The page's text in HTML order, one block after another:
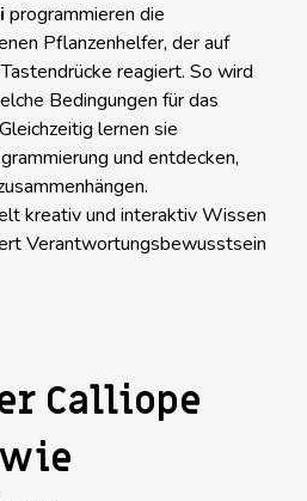
programmieren die
Pflanzenhelfer, der auf
reagiert. So wird
Bedingungen für das
lernen sie
und entdecken,
kreativ und interaktiv Wissen
Verantwortungsbewusstsein
Calliope